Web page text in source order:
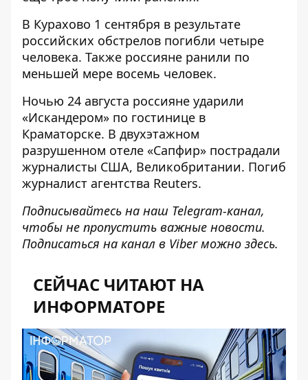
В Курахово 1 сентября в результате
российских обстрелов погибли четыре
человека. Также россияне ранили по
меньшей мере восемь человек.
Ночью 24 августа россияне ударили
«Искандером» по гостинице в
Краматорске. В двухэтажном
разрушенном отеле «Сапфир» пострадали
журналисты США, Великобритании. Погиб
журналист агентства Reuters.
Подписывайтесь на наш Telegram-канал,
чтобы не пропустить важные новости.
Подписаться на канал в Viber можно здесь.
СЕЙЧАС ЧИТАЮТ НА
ИНФОРМАТОРЕ